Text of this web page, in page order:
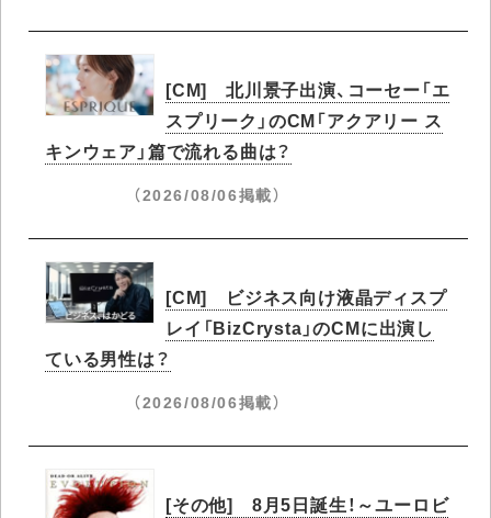
[CM] 北川景子出演、コーセー「エ
スプリーク」のCM「アクアリー ス
キンウェア」篇で流れる曲は？
（2026/08/06掲載）
[CM] ビジネス向け液晶ディスプ
レイ「BizCrysta」のCMに出演し
ている男性は？
（2026/08/06掲載）
[その他] 8月5日誕生！～ユーロビ